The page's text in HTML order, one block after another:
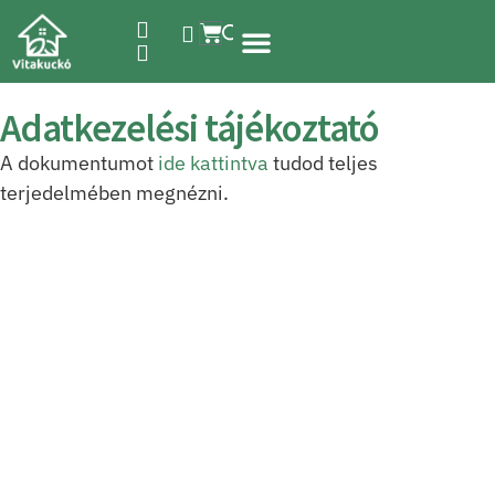
Adatkezelési tájékoztató
A dokumentumot ide kattintva tudod teljes
terjedelmében megnézni.